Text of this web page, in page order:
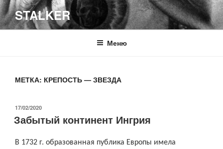
Перейти
к
содержимому
STALKER
Меню
МЕТКА: КРЕПОСТЬ — ЗВЕЗДА
ОПУБЛИКОВАНО
17/02/2020
Забытый континент Ингрия
В 1732 г. образованная публика Европы имела